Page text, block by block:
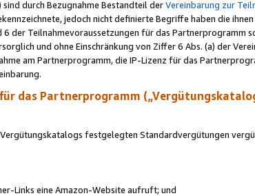
sind durch Bezugnahme Bestandteil derVereinbarung zur
jedoch nicht definierte Begriffe haben die
der Teilnahmevoraussetzungen für das Partnerprogramm
und ohne Einschränkung von Ziffer 6 Abs. (a) der
am Partnerprogramm, die IP-Lizenz für das
das Partnerprogramm
festgelegten Standardvergütungen
Links eine Amazon-Website aufruft; und